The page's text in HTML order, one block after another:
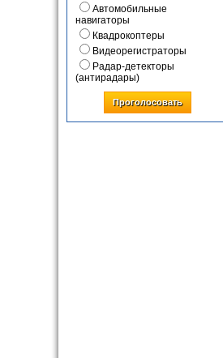
Автомобильные
навигаторы
Квадрокоптеры
Видеорегистраторы
Радар-детекторы
(антирадары)
Проголосовать